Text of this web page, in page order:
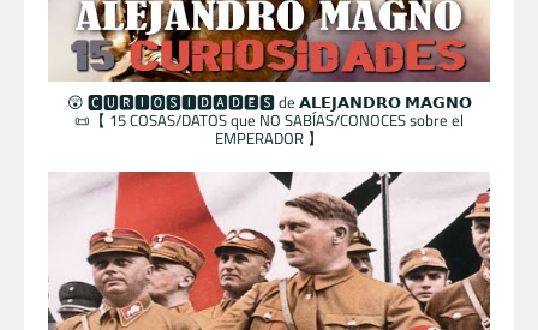
😲 🅲🆄🆁🅸🅾🆂🅸🅳🅰🅳🅴🆂 de 𝗔𝗟𝗘𝗝𝗔𝗡𝗗𝗥𝗢 𝗠𝗔𝗚𝗡𝗢
📜【 15 COSAS/DATOS que NO SABÍAS/CONOCES sobre el
EMPERADOR 】